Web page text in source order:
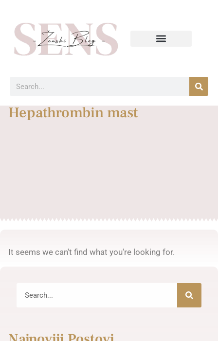
Hepathrombin mast
It seems we can't find what you're looking for.